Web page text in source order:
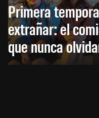
Primera
extrañar: el
que nunca